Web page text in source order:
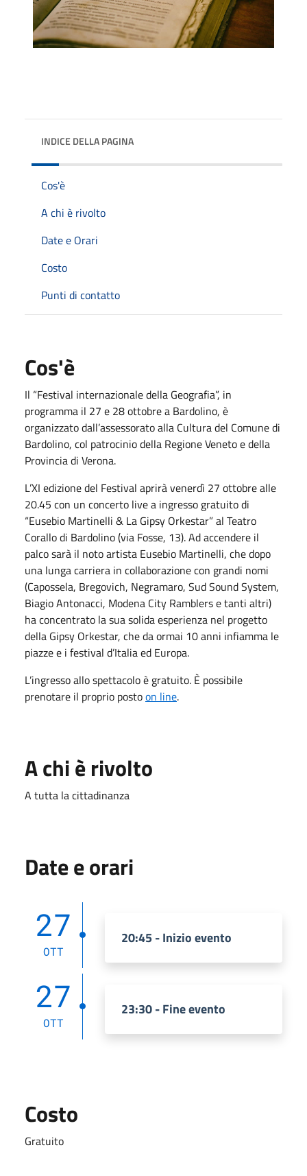
INDICE DELLA PAGINA
Cos'è
A chi è rivolto
Date e Orari
Costo
Punti di contatto
Cos'è
Il “Festival internazionale della Geografia”, in
programma il 27 e 28 ottobre a Bardolino, è
organizzato dall’assessorato alla Cultura del Comune di
Bardolino, col patrocinio della Regione Veneto e della
Provincia di Verona.
L’XI edizione del Festival aprirà venerdì 27 ottobre alle
20.45 con un concerto live a ingresso gratuito di
“Eusebio Martinelli & La Gipsy Orkestar” al Teatro
Corallo di Bardolino (via Fosse, 13). Ad accendere il
palco sarà il noto artista Eusebio Martinelli, che dopo
una lunga carriera in collaborazione con grandi nomi
(Capossela, Bregovich, Negramaro, Sud Sound System,
Biagio Antonacci, Modena City Ramblers e tanti altri)
ha concentrato la sua solida esperienza nel progetto
della Gipsy Orkestar, che da ormai 10 anni infiamma le
piazze e i festival d’Italia ed Europa.
L’ingresso allo spettacolo è gratuito. È possibile
prenotare il proprio postoon line.
A chi è rivolto
A tutta la cittadinanza
Date e orari
27
OTT
20:45 - Inizio evento
27
OTT
23:30 - Fine evento
Costo
Gratuito